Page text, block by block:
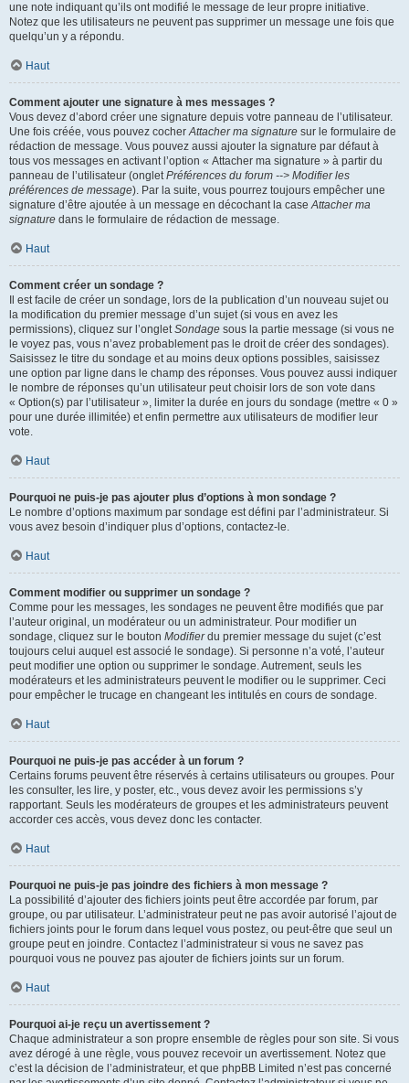
une note indiquant qu’ils ont modifié le message de leur propre initiative.
Notez que les utilisateurs ne peuvent pas supprimer un message une fois que
quelqu’un y a répondu.
Haut
Comment ajouter une signature à mes messages ?
Vous devez d’abord créer une signature depuis votre panneau de l’utilisateur.
Une fois créée, vous pouvez cocherAttacher ma signature sur le formulaire de
rédaction de message. Vous pouvez aussi ajouter la signature par défaut à
tous vos messages en activant l’option « Attacher ma signature » à partir du
panneau de l’utilisateur (ongletPréférences du forum --> Modifier les
préférences de message). Par la suite, vous pourrez toujours empêcher une
signature d’être ajoutée à un message en décochant la caseAttacher ma
signature dans le formulaire de rédaction de message.
Haut
Comment créer un sondage ?
Il est facile de créer un sondage, lors de la publication d’un nouveau sujet ou
la modification du premier message d’un sujet (si vous en avez les
permissions), cliquez sur l’ongletSondage sous la partie message (si vous ne
le voyez pas, vous n’avez probablement pas le droit de créer des sondages).
Saisissez le titre du sondage et au moins deux options possibles, saisissez
une option par ligne dans le champ des réponses. Vous pouvez aussi indiquer
le nombre de réponses qu’un utilisateur peut choisir lors de son vote dans
« Option(s) par l’utilisateur », limiter la durée en jours du sondage (mettre « 0 »
pour une durée illimitée) et enfin permettre aux utilisateurs de modifier leur
vote.
Haut
Pourquoi ne puis-je pas ajouter plus d’options à mon sondage ?
Le nombre d’options maximum par sondage est défini par l’administrateur. Si
vous avez besoin d’indiquer plus d’options, contactez-le.
Haut
Comment modifier ou supprimer un sondage ?
Comme pour les messages, les sondages ne peuvent être modifiés que par
l’auteur original, un modérateur ou un administrateur. Pour modifier un
sondage, cliquez sur le bouton Modifierdu premier message du sujet (c’est
toujours celui auquel est associé le sondage). Si personne n’a voté, l’auteur
peut modifier une option ou supprimer le sondage. Autrement, seuls les
modérateurs et les administrateurs peuvent le modifier ou le supprimer. Ceci
pour empêcher le trucage en changeant les intitulés en cours de sondage.
Haut
Pourquoi ne puis-je pas accéder à un forum ?
Certains forums peuvent être réservés à certains utilisateurs ou groupes. Pour
les consulter, les lire, y poster, etc., vous devez avoir les permissions s’y
rapportant. Seuls les modérateurs de groupes et les administrateurs peuvent
accorder ces accès, vous devez donc les contacter.
Haut
Pourquoi ne puis-je pas joindre des fichiers à mon message ?
La possibilité d’ajouter des fichiers joints peut être accordée par forum, par
groupe, ou par utilisateur. L’administrateur peut ne pas avoir autorisé l’ajout de
fichiers joints pour le forum dans lequel vous postez, ou peut-être que seul un
groupe peut en joindre. Contactez l’administrateur si vous ne savez pas
pourquoi vous ne pouvez pas ajouter de fichiers joints sur un forum.
Haut
Pourquoi ai-je reçu un avertissement ?
Chaque administrateur a son propre ensemble de règles pour son site. Si vous
avez dérogé à une règle, vous pouvez recevoir un avertissement. Notez que
c’est la décision de l’administrateur, et que phpBB Limited n’est pas concerné